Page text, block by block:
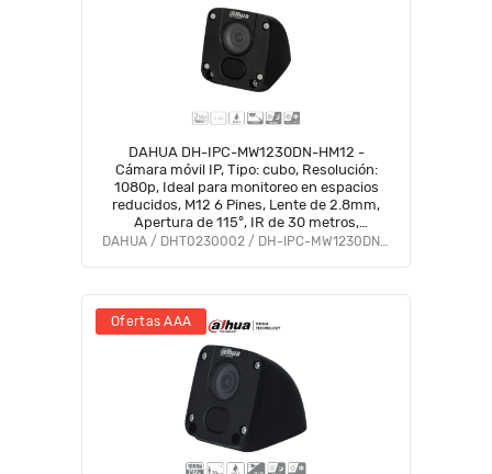
DAHUA DH-IPC-MW1230DN-HM12 -
Cámara móvil IP, Tipo: cubo, Resolución:
1080p, Ideal para monitoreo en espacios
reducidos, M12 6 Pines, Lente de 2.8mm,
Apertura de 115°, IR de 30 metros,
Protección IP67, Material metálico
DAHUA / DHT0230002 / DH-IPC-MW1230DN-HM12
Ofertas AAA